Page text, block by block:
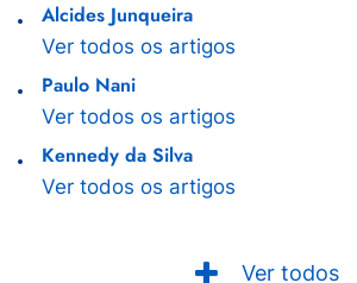
Alcides Junqueira
Ver todos os artigos
Paulo Nani
Ver todos os artigos
Kennedy da Silva
Ver todos os artigos
Ver todos